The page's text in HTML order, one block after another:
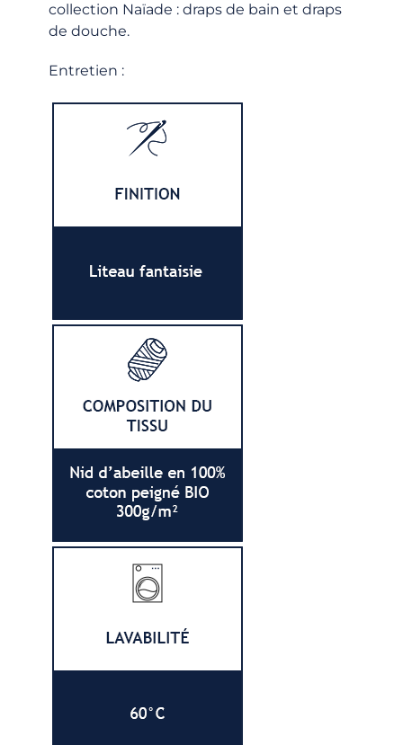
collection Naïade : draps de bain et draps
de douche.
Entretien :